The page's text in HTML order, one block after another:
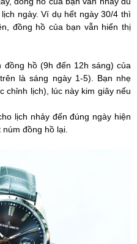
ngày. Ví dụ hết ngày 30/4 thì
đồng hồ của bạn vẫn hiển thị
đồng hồ (9h đến 12h sáng) của
là sáng ngày 1-5). Bạn nhẹ
chỉnh lịch), lúc này kim giây nếu
lịch nhảy đến đúng ngày hiện
đồng hồ lại.